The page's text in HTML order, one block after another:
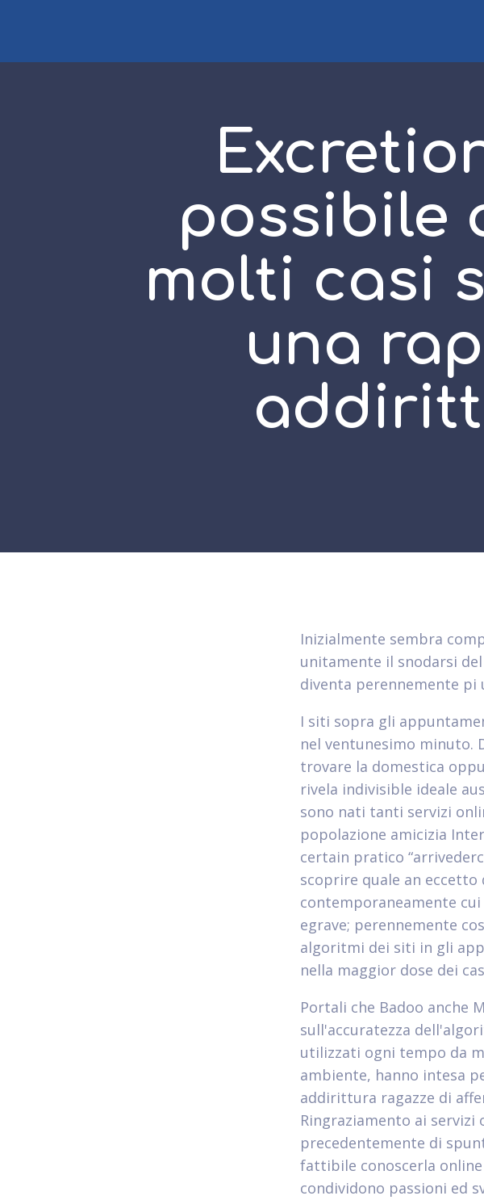
possibile
molti casi
una
Inizialmente sembra
unitamente il snodarsi
diventa perennemente
I siti sopra gli
nel ventunesimo minuto.
trovare la domestica
rivela indivisible ideale
sono nati tanti servizi
popolazione amicizia
certain pratico
scoprire quale an
contemporaneamente
egrave; perennemente
algoritmi dei siti in gli
nella maggior dose dei
Portali che Badoo anche
sull'accuratezza
utilizzati ogni tempo da
ambiente, hanno intesa
addirittura ragazze di
Ringraziamento ai
precedentemente di
fattibile conoscerla
condividono passioni ed